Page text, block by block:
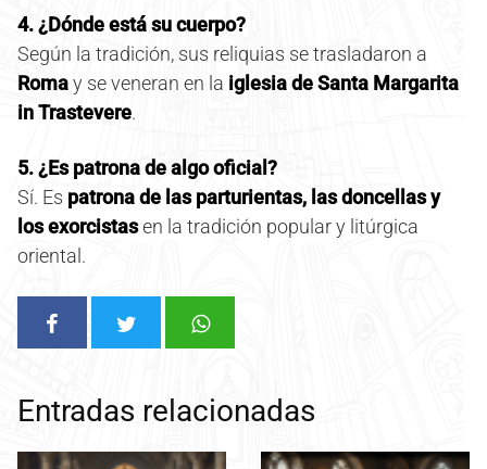
4. ¿Dónde está su cuerpo?
Según la tradición, sus reliquias se trasladaron a
Romay se veneran en la iglesia de Santa Margarita
in Trastevere.
5. ¿Es patrona de algo oficial?
Sí. Es patrona de las parturientas, las doncellas y
los exorcistasen la tradición popular y litúrgica
oriental.
Entradas relacionadas